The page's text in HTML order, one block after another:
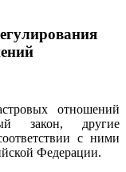
отношений
закон, другие
с ними
Федерации.